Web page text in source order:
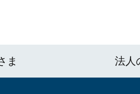
ま 法人